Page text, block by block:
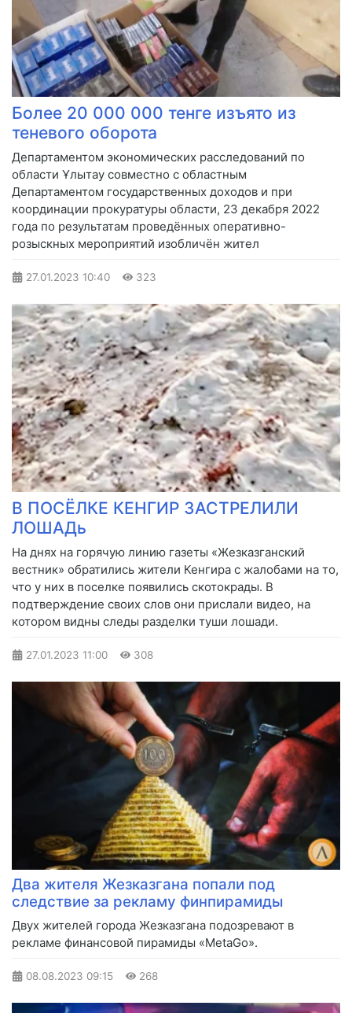
Более 20 000 000 тенге изъято из
теневого оборота
Департаментом экономических расследований по
области Ұлытау совместно с областным
Департаментом государственных доходов и при
координации прокуратуры области, 23 декабря 2022
года по результатам проведённых оперативно-
розыскных мероприятий изобличён жител
27.01.2023 10:40 323
В ПОСЁЛКЕ КЕНГИР ЗАСТРЕЛИЛИ
ЛОШАДь
На днях на горячую линию газеты «Жезказганский
вестник» обратились жители Кенгира с жалобами на то,
что у них в поселке появились скотокрады. В
подтверждение своих слов они прислали видео, на
котором видны следы разделки туши лошади.
27.01.2023 11:00 308
Два жителя Жезказгана попали под
следствие за рекламу финпирамиды
Двух жителей города Жезказгана подозревают в
рекламе финансовой пирамиды «MetaGo».
08.08.2023 09:15 268